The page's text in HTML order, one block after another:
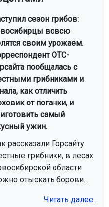
сезон грибов:
вовсю
своим урожаем.
ОТС-
пообщалась с
грибниками и
как отличить
от поганки, и
самый
ужин.
рассказали Горсайту
грибники, в лесах
области
отыскать борови...
Читать далее...